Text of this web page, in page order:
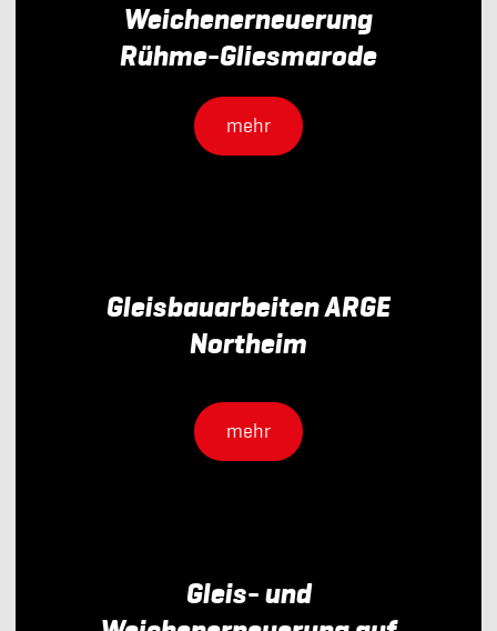
Weichenerneuerung
Rühme-Gliesmarode
mehr
Gleisbauarbeiten ARGE
Northeim
mehr
Gleis- und